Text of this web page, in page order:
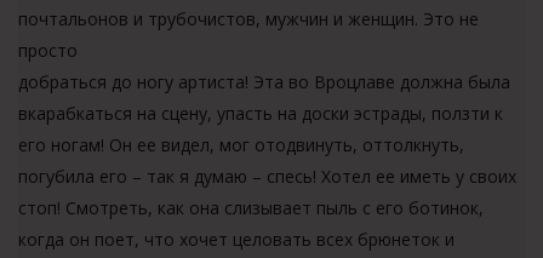
почтальонов и трубочистов, мужчин и женщин. Это не
просто
добраться до ногу артиста! Эта во Вроцлаве должна была
вкарабкаться на сцену, упасть на доски эстрады, ползти к
его ногам! Он ее видел, мог отодвинуть, оттолкнуть,
погубила его – так я думаю – спесь! Хотел ее иметь у своих
стоп! Смотреть, как она слизывает пыль с его ботинок,
когда он поет, что хочет целовать всех брюнеток и